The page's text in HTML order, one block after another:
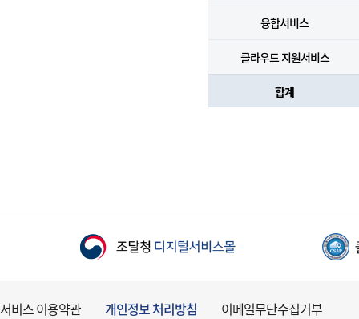
융합서비스
클라우드 지원서비스
합계
서비스 이용약관 개인정보 처리방침 이메일무단수집거부